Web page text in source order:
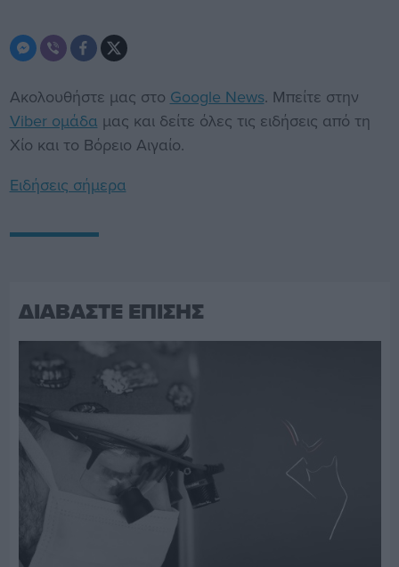
Ακολουθήστε μας στο Google News. Μπείτε στην
Viber ομάδα μας και δείτε όλες τις ειδήσεις από τη
Χίο και το Βόρειο Αιγαίο.
Ειδήσεις σήμερα
ΔΙΑΒΑΣΤΕ ΕΠΙΣΗΣ